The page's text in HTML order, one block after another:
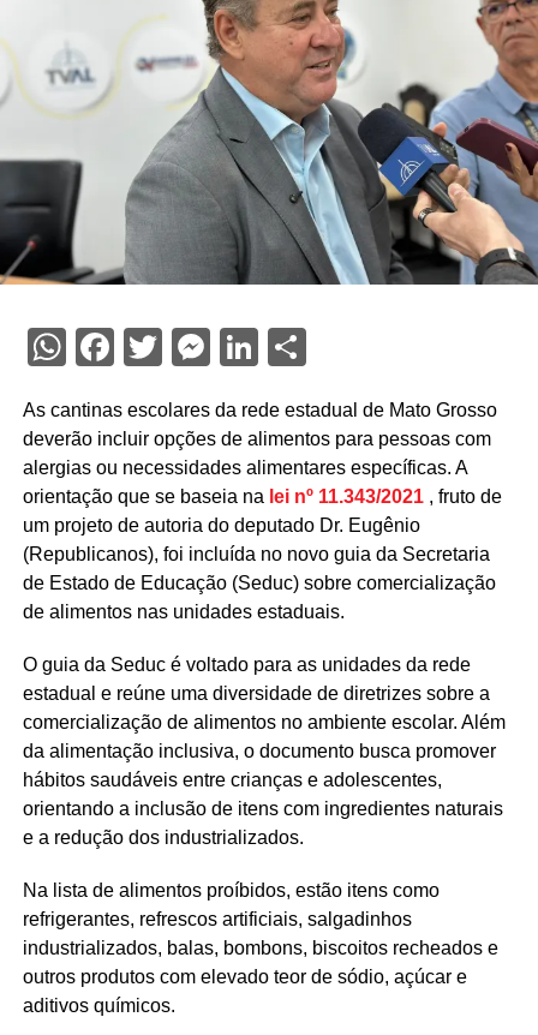
WhatsApp
Facebook
Twitter
Messenger
LinkedIn
Share
As cantinas escolares da rede estadual de Mato Grosso
deverão incluir opções de alimentos para pessoas com
alergias ou necessidades alimentares específicas. A
orientação que se baseia na lei nº 11.343/2021, fruto de
um projeto de autoria do deputado Dr. Eugênio
(Republicanos), foi incluída no novo guia da Secretaria
de Estado de Educação (Seduc) sobre comercialização
de alimentos nas unidades estaduais.
O guia da Seduc é voltado para as unidades da rede
estadual e reúne uma diversidade de diretrizes sobre a
comercialização de alimentos no ambiente escolar. Além
da alimentação inclusiva, o documento busca promover
hábitos saudáveis entre crianças e adolescentes,
orientando a inclusão de itens com ingredientes naturais
e a redução dos industrializados.
Na lista de alimentos proíbidos, estão itens como
refrigerantes, refrescos artificiais, salgadinhos
industrializados, balas, bombons, biscoitos recheados e
outros produtos com elevado teor de sódio, açúcar e
aditivos químicos.